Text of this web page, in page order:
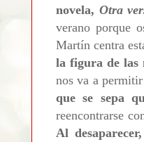
novela, Otra
verano porque
Martín centra
la figura de las
nos va a
que se sepa
reencontrarse
Al